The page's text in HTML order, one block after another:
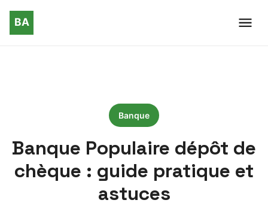
Banque
Banque Populaire dépôt de
chèque : guide pratique et
astuces